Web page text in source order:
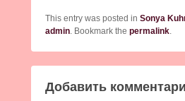
This entry was posted in Sonya
admin. Bookmark the permalink.
Добавить